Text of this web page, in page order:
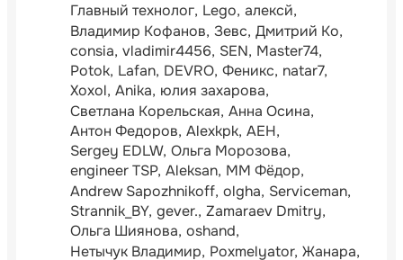
Главный технолог Lego алексй
Владимир Кофанов Зевс Дмитрий Ко
consia vladimir4456 SEN Master74
Potok Lafan DEVRO Феникс natar7
Xoxol Anika юлия захарова
Светлана Корельская Анна Осина
Антон Федоров Alexkpk АЕН
Sergey EDLW Ольга Морозова
engineer TSP Aleksan ММ Фёдор
Andrew Sapozhnikoff olgha Serviceman
Strannik_BY gever. Zamaraev Dmitry
Ольга Шиянова oshand
Нетычук Владимир Poxmelyator Жанара